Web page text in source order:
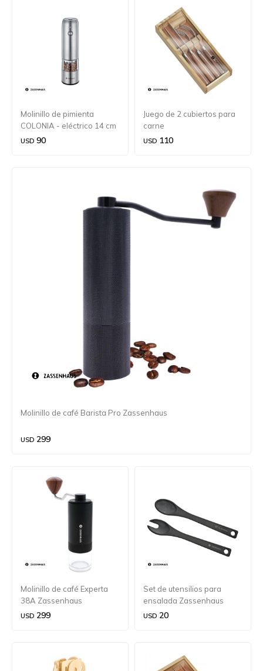
Molinillo de pimienta
COLONIA - eléctrico 14 cm
de acero inoxidable
USD 90
Juego de 2 cubiertos para
carne
USD 110
Molinillo de café Barista Pro Zassenhaus
USD 299
Molinillo de café Experta
38A Zassenhaus
USD 299
Set de utensilios para
ensalada Zassenhaus
30cm
USD 20